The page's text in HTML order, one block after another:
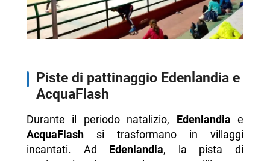
Piste di pattinaggio Edenlandia e
AcquaFlash
Durante il periodo natalizio, Edenlandia e
AcquaFlashsi trasformano in villaggi
incantati. Ad Edenlandia, la pista di